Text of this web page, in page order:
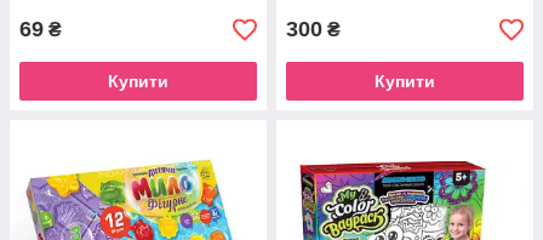
69 ₴
Купити
300 ₴
Купити